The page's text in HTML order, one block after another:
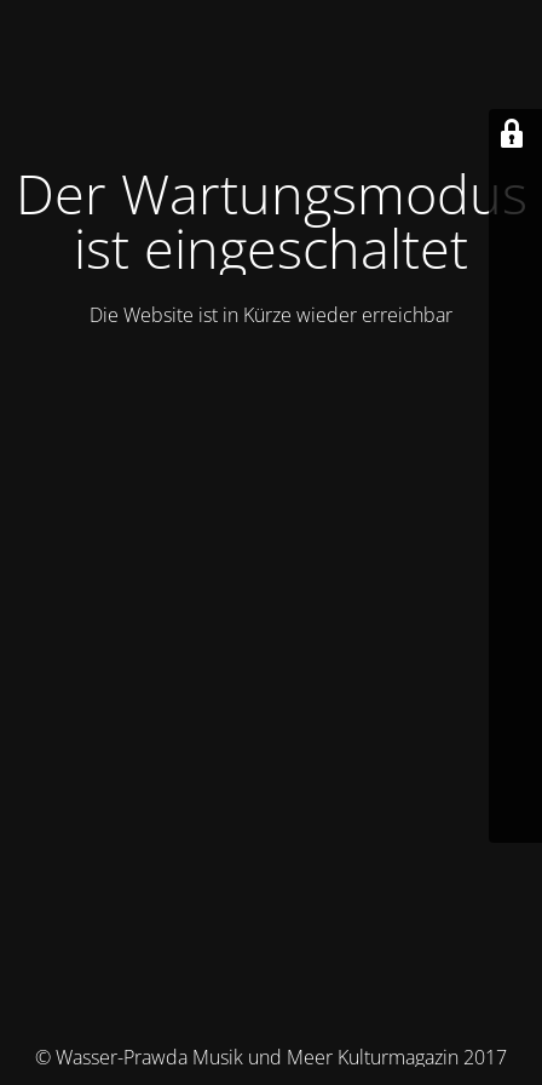
Der Wartungsmodus
ist eingeschaltet
Die Website ist in Kürze wieder erreichbar
© Wasser-Prawda Musik und Meer Kulturmagazin 2017